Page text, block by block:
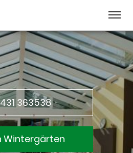
363538
Wintergärten